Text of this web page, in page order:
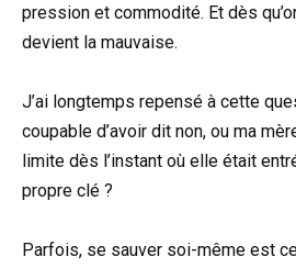
pression et commodité. Et dès
devient la mauvaise.
J’ai longtemps repensé à cette
coupable d’avoir dit non, ou ma
limite dès l’instant où elle était
propre clé ?
Parfois, se sauver soi-même est